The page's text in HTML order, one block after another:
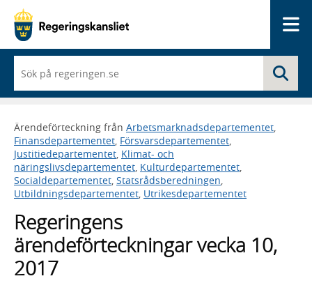
du
börjar
skriva
framträder
en
lista
med
sökförslag
Ärendeförteckning från Arbetsmarknadsdepartementet,
Finansdepartementet, Försvarsdepartementet,
Justitiedepartementet, Klimat- och
näringslivsdepartementet, Kulturdepartementet,
Socialdepartementet, Statsrådsberedningen,
Utbildningsdepartementet, Utrikesdepartementet
Regeringens
ärendeförteckningar vecka 10,
2017